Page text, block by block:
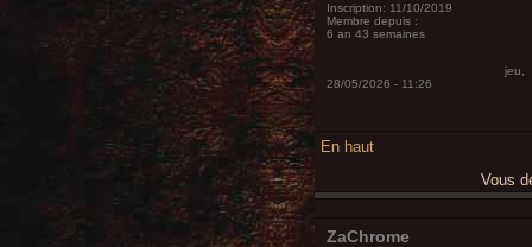
Inscription: 11/10/2019
Membre depuis :
6 an 43 semaines
jeu,
28/05/2026 - 11:26
En haut
Vous
ZaChrome